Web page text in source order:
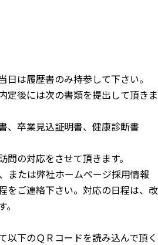
履歴書のみ持参して下さい。
次の書類を提出して頂きま
込証明書、健康診断書
の対応をさせて頂きます。
または弊社ホームページ採用情報
をご連絡下さい。対応の日程は、改
以下のＱＲコードを読み込んで頂く